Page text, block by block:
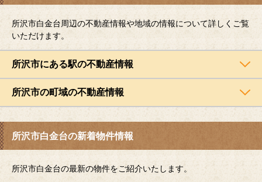
所沢市白金台周辺の不動産情報や地域の情報について詳しくご覧
いただけます。
所沢市にある駅の不動産情報
所沢市の町域の不動産情報
所沢市白金台の新着物件情報
所沢市白金台の最新の物件をご紹介いたします。